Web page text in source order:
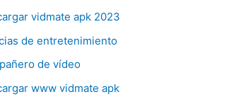
vidmate apk 2023
de entretenimiento
de vídeo
www vidmate apk